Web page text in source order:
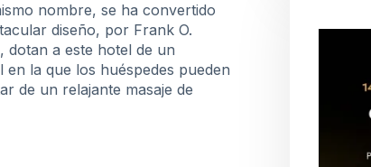
nombre, se ha convertido
diseño, por Frank O.
a este hotel de un
la que los huéspedes pueden
de un relajante masaje de